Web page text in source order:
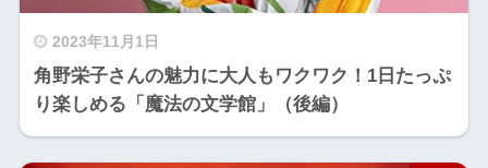
2023年11月1日
角野栄子さんの魅力に大人もワクワク！1日たっぷ
り楽しめる「魔法の文学館」（後編）